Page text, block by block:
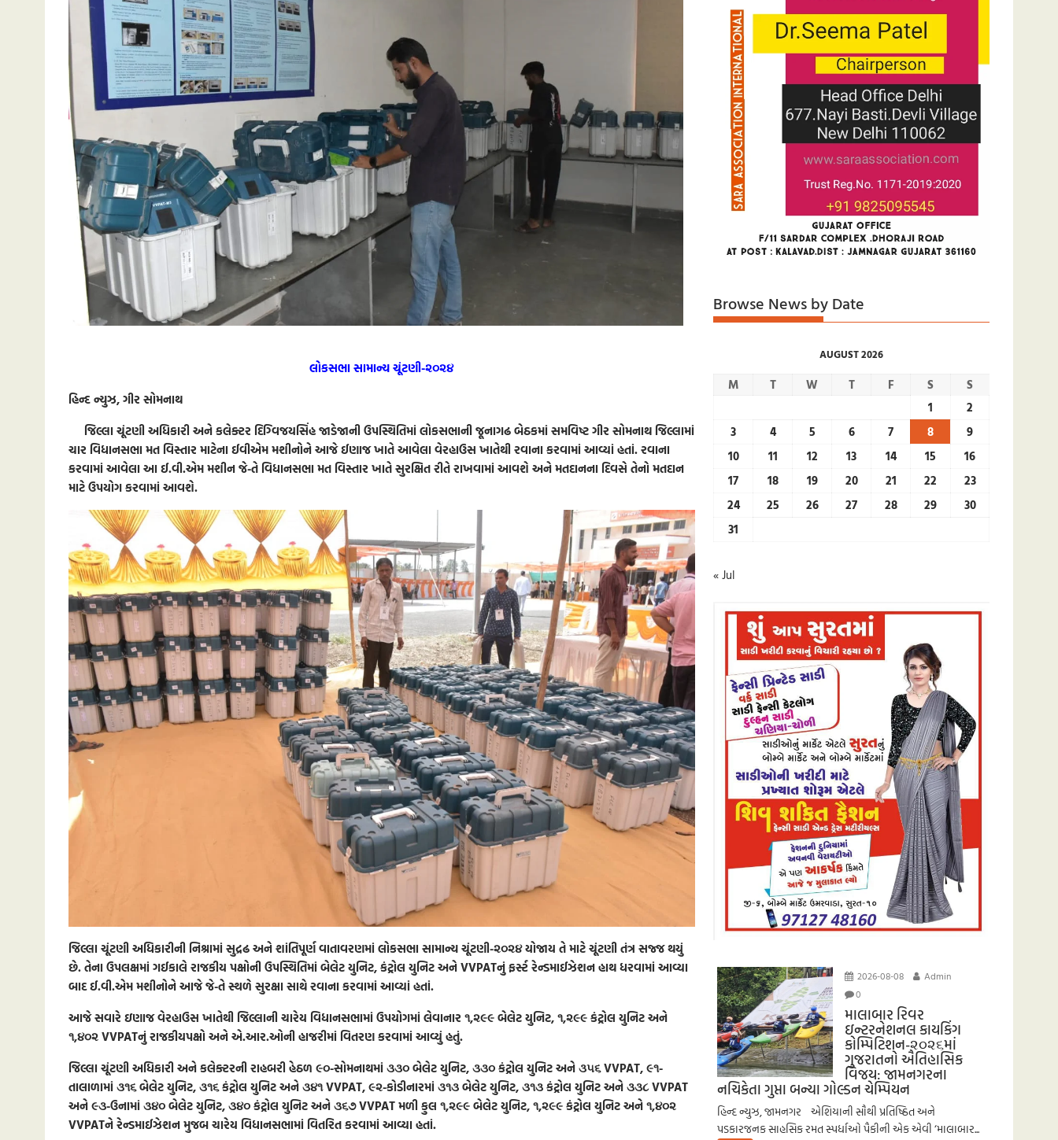
લોકસભા સામાન્ય ચૂંટણી-૨૦૨૪
હિન્દ ન્યુઝ, ગીર સોમનાથ
જિલ્લા ચૂંટણી અધિકારી અને કલેક્ટર દિગ્વિજયસિંહ જાડેજાની ઉપસ્થિતિમાં લોકસભાની જૂનાગઢ બેઠકમાં સમવિષ્ટ ગીર સોમનાથ જિલ્લામાં
ચાર વિધાનસભા મત વિસ્તાર માટેના ઈવીએમ મશીનોને આજે ઈણાજ ખાતે આવેલા વેરહાઉસ ખાતેથી રવાના કરવામાં આવ્યાં હતાં. રવાના
કરવામાં આવેલા આ ઈ.વી.એમ મશીન જે-તે વિધાનસભા મત વિસ્તાર ખાતે સુરક્ષિત રીતે રાખવામાં આવશે અને મતદાનના દિવસે તેનો મતદાન
માટે ઉપયોગ કરવામાં આવશે.
જિલ્લા ચૂંટણી અધિકારીની નિશ્રામાં સુદ્રઢ અને શાંતિપૂર્ણ વાતાવરણમાં લોકસભા સામાન્ય ચૂંટણી-૨૦૨૪ યોજાય તે માટે ચૂંટણી તંત્ર સજ્જ થયું
છે. તેના ઉપલક્ષમાં ગઈકાલે રાજકીય પક્ષોની ઉપસ્થિતિમાં બેલેટ યુનિટ, કંટ્રોલ યુનિટ અને VVPATનું ફર્સ્ટ રેન્ડમાઈઝેશન હાથ ધરવામાં આવ્યા
બાદ ઈ.વી.એમ મશીનોને આજે જે-તે સ્થળે સુરક્ષા સાથે રવાના કરવામાં આવ્યાં હતાં.
આજે સવારે ઇણાજ વેરહાઉસ ખાતેથી જિલ્લાની ચારેય વિધાનસભામાં ઉપયોગમાં લેવાનાર ૧,૨૯૯ બેલેટ યુનિટ, ૧,૨૯૯ કંટ્રોલ યુનિટ અને
૧,૪૦૨ VVPATનું રાજકીયપક્ષો અને એ.આર.ઓની હાજરીમાં વિતરણ કરવામાં આવ્યું હતું.
જિલ્લા ચૂંટણી અધિકારી અને કલેક્ટરની રાહબરી હેઠળ ૯૦-સોમનાથમાં ૩૩૦ બેલેટ યુનિટ, ૩૩૦ કંટ્રોલ યુનિટ અને ૩૫૬ VVPAT, ૯૧-
તાલાળામાં ૩૧૬ બેલેટ યુનિટ, ૩૧૬ કંટ્રોલ યુનિટ અને ૩૪૧ VVPAT, ૯૨-કોડીનારમાં ૩૧૩ બેલેટ યુનિટ, ૩૧૩ કંટ્રોલ યુનિટ અને ૩૩૮ VVPAT
અને ૯૩-ઉનામાં ૩૪૦ બેલેટ યુનિટ, ૩૪૦ કંટ્રોલ યુનિટ અને ૩૬૭ VVPAT મળી કુલ ૧,૨૯૯ બેલેટ યુનિટ, ૧,૨૯૯ કંટ્રોલ યુનિટ અને ૧,૪૦૨
VVPATને રેન્ડમાઈઝેશન મુજબ ચારેય વિધાનસભામાં વિતરિત કરવામાં આવ્યા હતાં.
Browse News by Date
AUGUST 2026
M T W T F S
S
1
2
3
4 5 6 7 8
9
10
11 12 13 14 15
16
17
18 19 20 21 22
23
24
25 26 27 28 29
30
31
« Jul
2026-08-08
Admin
0
માલાબાર રિવર
ઇન્ટરનેશનલ કાયકિંગ
કોમ્પિટિશન-૨૦૨૬માં
ગુજરાતનો ઐતિહાસિક
વિજય: જામનગરના
નચિકેતા ગુપ્તા બન્યા ગોલ્ડન ચેમ્પિયન
હિન્દ ન્યુઝ, જામનગર એશિયાની સૌથી પ્રતિષ્ઠિત અને
પડકારજનક સાહસિક રમત સ્પર્ધાઓ પૈકીની એક એવી ‘માલાબાર...